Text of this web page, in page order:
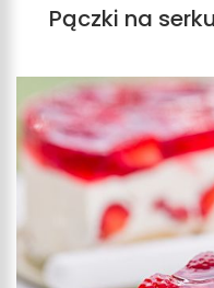
Pączki na